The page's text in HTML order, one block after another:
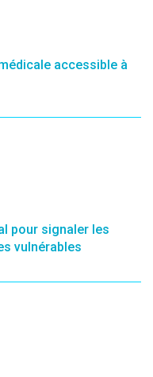
accessible à
pour signaler les
vulnérables